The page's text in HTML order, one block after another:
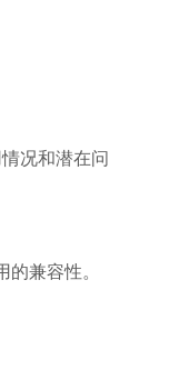
况和潜在问
兼容性。